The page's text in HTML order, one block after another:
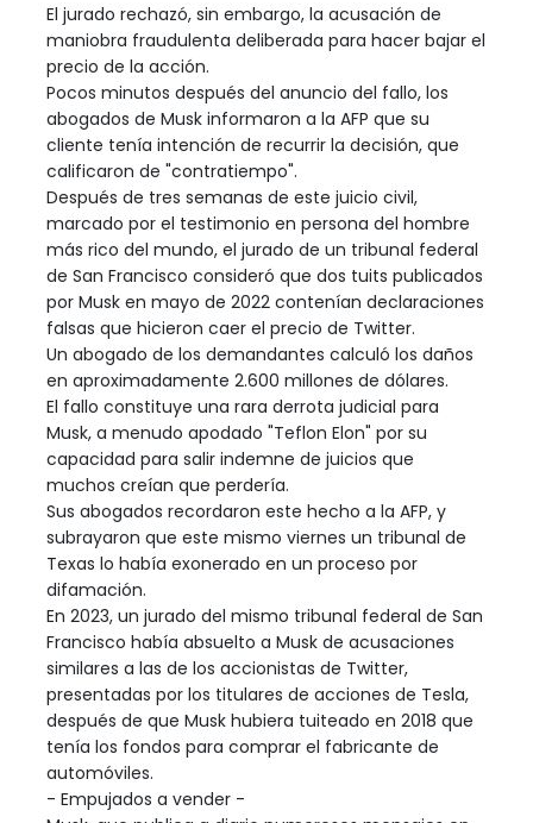
El jurado rechazó, sin embargo, la acusación de
maniobra fraudulenta deliberada para hacer bajar el
precio de la acción.
Pocos minutos después del anuncio del fallo, los
abogados de Musk informaron a la AFP que su
cliente tenía intención de recurrir la decisión, que
calificaron de "contratiempo".
Después de tres semanas de este juicio civil,
marcado por el testimonio en persona del hombre
más rico del mundo, el jurado de un tribunal federal
de San Francisco consideró que dos tuits publicados
por Musk en mayo de 2022 contenían declaraciones
falsas que hicieron caer el precio de Twitter.
Un abogado de los demandantes calculó los daños
en aproximadamente 2.600 millones de dólares.
El fallo constituye una rara derrota judicial para
Musk, a menudo apodado "Teflon Elon" por su
capacidad para salir indemne de juicios que
muchos creían que perdería.
Sus abogados recordaron este hecho a la AFP, y
subrayaron que este mismo viernes un tribunal de
Texas lo había exonerado en un proceso por
difamación.
En 2023, un jurado del mismo tribunal federal de San
Francisco había absuelto a Musk de acusaciones
similares a las de los accionistas de Twitter,
presentadas por los titulares de acciones de Tesla,
después de que Musk hubiera tuiteado en 2018 que
tenía los fondos para comprar el fabricante de
automóviles.
- Empujados a vender -